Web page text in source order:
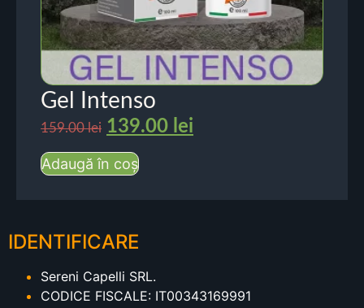
Gel Intenso
159.00lei 139.00 lei
Adaugă în coș
IDENTIFICARE
Sereni Capelli SRL.
CODICE FISCALE: IT00343169991